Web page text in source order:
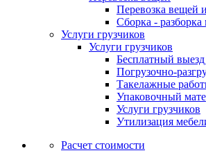
Перевозка вещей
Сборка - разборка
Услуги грузчиков
Услуги грузчиков
Бесплатный
Погрузочно-
Такелажные
Упаковочный
Услуги грузчиков
Утилизация
Расчет стоимости